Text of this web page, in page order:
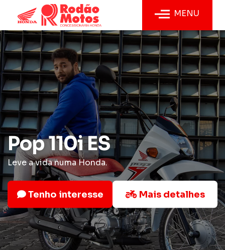
MENU
Pop 110i ES
Leve a vida numa Honda.
Tenho interesse Mais detalhes